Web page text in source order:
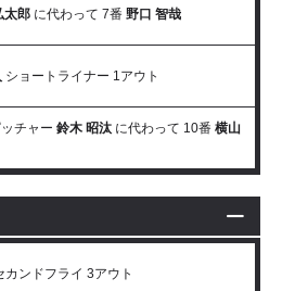
太郎 に代わって 7番 野口 智哉
ショートライナー 1アウト
チャー 鈴木 昭汰 に代わって 10番 横山
カンドフライ 3アウト